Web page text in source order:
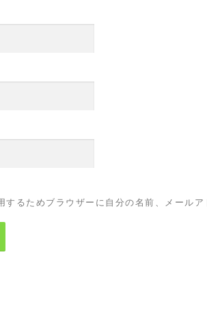
するためブラウザーに自分の名前、メールア